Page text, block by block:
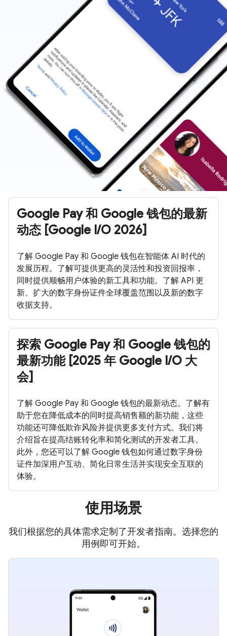
Google Pay 和 Google 钱包的最新
动态 [Google I/O 2026]
了解 Google Pay 和 Google 钱包在智能体 AI 时代的
发展历程。了解可提供更高的灵活性和投资回报率，
同时提供顺畅用户体验的新工具和功能。了解 API 更
新、扩大的数字身份证件全球覆盖范围以及新的数字
收据支持。
探索 Google Pay 和 Google 钱包的
最新功能 [2025 年 Google I/O 大
会]
了解 Google Pay 和 Google 钱包的最新动态。了解有
助于您在降低成本的同时提高销售额的新功能，这些
功能还可降低欺诈风险并提供更多支付方式。我们将
介绍旨在提高结账转化率和简化测试的开发者工具。
此外，您还可以了解 Google 钱包如何通过数字身份
证件加深用户互动、简化日常生活并实现安全互联的
体验。
使用场景
我们根据您的具体需求定制了开发者指南。选择您的
用例即可开始。